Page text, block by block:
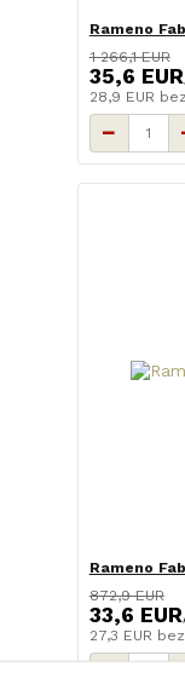
Rameno
1 266,1 EUR
35,6 EUR
28,9 EUR
Rameno
872,9 EUR
33,6 EUR
27,3 EUR